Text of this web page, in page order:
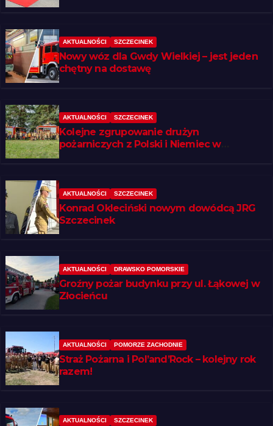
AKTUALNOŚCI SZCZECINEK
Nowy wóz dla Gwdy Wielkiej – jest jeden
chętny na dostawę
AKTUALNOŚCI SZCZECINEK
Kolejne zgrupowanie drużyn
pożarniczych z Polski i Niemiec w
AKTUALNOŚCI SZCZECINEK
Konrad Okleciński nowym dowódcą JRG
Szczecinek
AKTUALNOŚCI DRAWSKO POMORSKIE
Groźny pożar budynku przy ul. Łąkowej w
Złocieńcu
AKTUALNOŚCI POMORZE ZACHODNIE
Straż Pożarna i Pol’and’Rock – kolejny rok
razem!
AKTUALNOŚCI SZCZECINEK